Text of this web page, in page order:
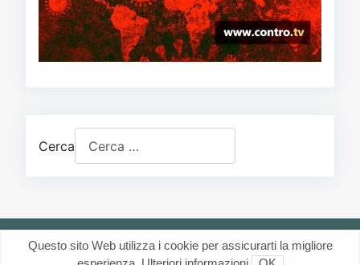
Cerca
Questo sito Web utilizza i cookie per assicurarti la migliore